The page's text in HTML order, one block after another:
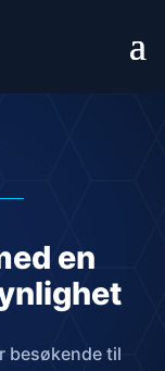
en
besøkende til